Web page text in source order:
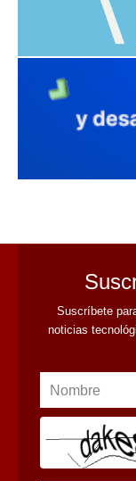
Suscríbete
noticias
Nombre